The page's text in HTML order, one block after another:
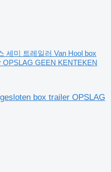
세미 트레일러 Van Hool box
OPSLAG GEEN KENTEKEN
box trailer OPSLAG